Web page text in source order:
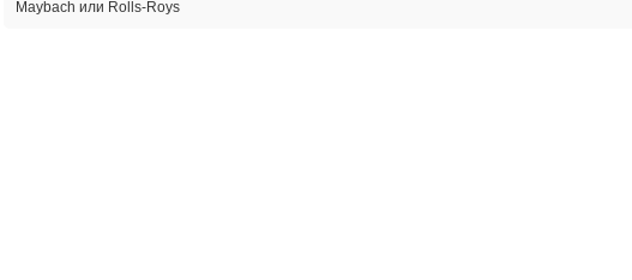
Maybach или Rolls-Roys